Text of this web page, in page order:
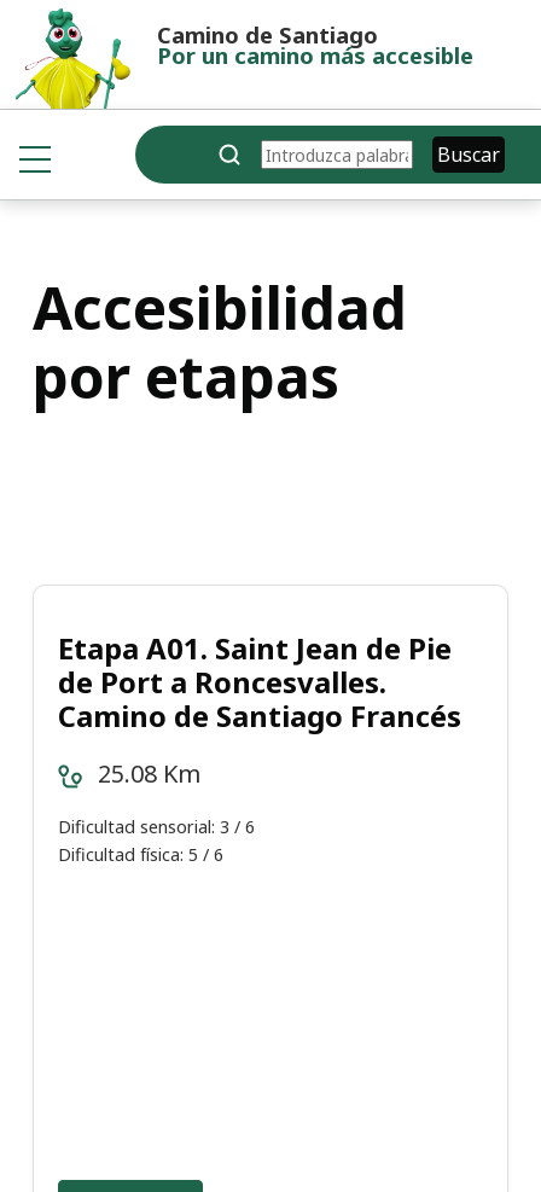
Pasar al contenido principal
Camino de Santiago
Por un camino más accesible
Buscar Buscar
Accesibilidad
por etapas
Etapa A01. Saint Jean de Pie
de Port a Roncesvalles.
Camino de Santiago Francés
25.08 Km
Dificultad sensorial: 3 / 6
Dificultad física: 5 / 6